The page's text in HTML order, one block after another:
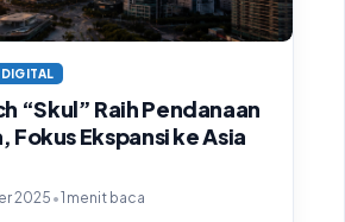
“Skul” Raih Pendanaan
Fokus Ekspansi ke Asia
2025•1 menit baca